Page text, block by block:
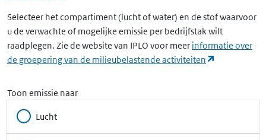
Selecteer het compartiment (lucht of water) en de stof waarvoor
u de verwachte of mogelijke emissie per bedrijfstak wilt
raadplegen. Zie de website van IPLO voor meer informatie over
de groepering van de milieubelastende activiteiten
Toon emissie naar
Lucht